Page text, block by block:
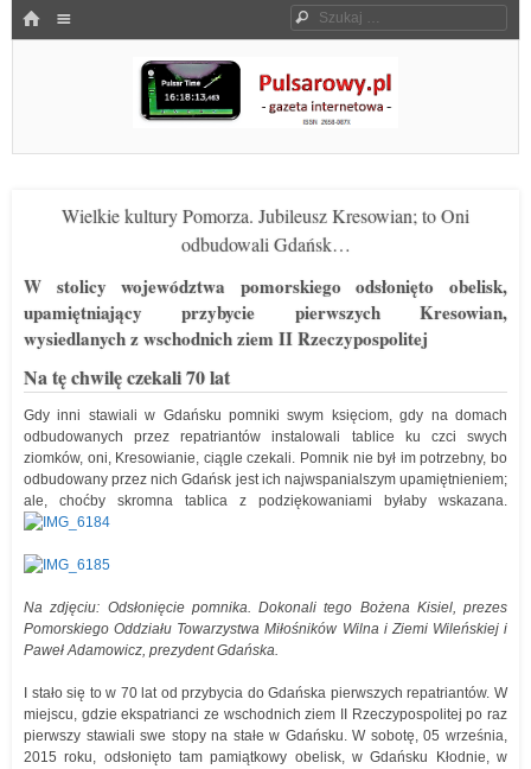
HOME Szukaj
Pulsarowy.pl
Wielkie kultury Pomorza. Jubileusz Kresowian; to Oni
odbudowali Gdańsk…
W stolicy województwa pomorskiego odsłonięto obelisk,
upamiętniający przybycie pierwszych Kresowian,
wysiedlanych z wschodnich ziem II Rzeczypospolitej
Na tę chwilę czekali 70 lat
Gdy inni stawiali w Gdańsku pomniki swym księciom, gdy na domach
odbudowanych przez repatriantów instalowali tablice ku czci swych
ziomków, oni, Kresowianie, ciągle czekali. Pomnik nie był im potrzebny, bo
odbudowany przez nich Gdańsk jest ich najwspanialszym upamiętnieniem;
ale, choćby skromna tablica z podziękowaniami byłaby wskazana.
Na zdjęciu: Odsłonięcie pomnika. Dokonali tego Bożena Kisiel, prezes
Pomorskiego Oddziału Towarzystwa Miłośników Wilna i Ziemi Wileńskiej i
Paweł Adamowicz, prezydent Gdańska.
I stało się to w 70 lat od przybycia do Gdańska pierwszych repatriantów. W
miejscu, gdzie ekspatrianci ze wschodnich ziem II Rzeczypospolitej po raz
pierwszy stawiali swe stopy na stałe w Gdańsku. W sobotę, 05 września,
2015 roku, odsłonięto tam pamiątkowy obelisk, w Gdańsku Kłodnie, w